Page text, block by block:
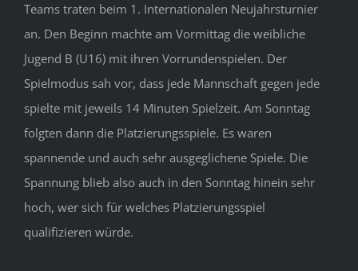
Teams traten beim 1. Internationalen Neujahrsturnier
an. Den Beginn machte am Vormittag die weibliche
Jugend B (U16) mit ihren Vorrundenspielen. Der
Spielmodus sah vor, dass jede Mannschaft gegen jede
spielte mit jeweils 14 Minuten Spielzeit. Am Sonntag
folgten dann die Platzierungsspiele. Es waren
spannende und auch sehr ausgeglichene Spiele. Die
Spannung blieb also auch in den Sonntag hinein sehr
hoch, wer sich für welches Platzierungsspiel
qualifizieren würde.